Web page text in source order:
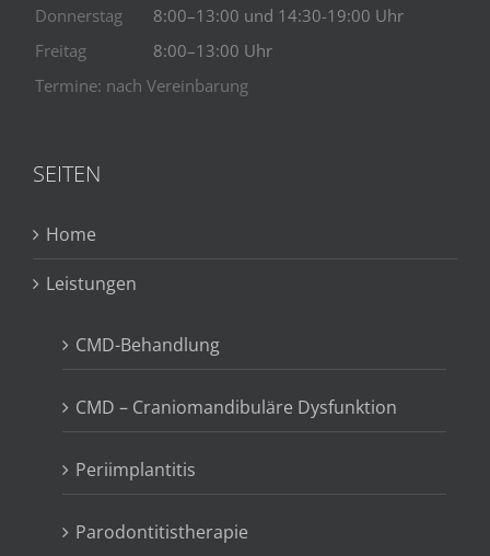
Donnerstag
8:00–13:00 und 14:30-19:00 Uhr
Freitag
8:00–13:00 Uhr
Termine: nach Vereinbarung
SEITEN
Home
Leistungen
CMD-Behandlung
CMD – Craniomandibuläre Dysfunktion
Periimplantitis
Parodontitistherapie